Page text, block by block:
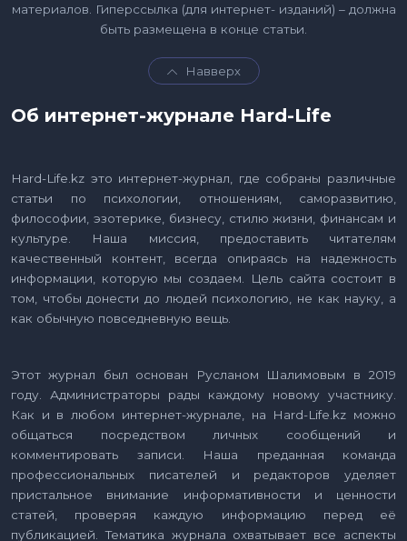
материалов. Гиперссылка (для интернет- изданий) – должна
быть размещена в конце статьи.
Навверх
Об интернет-журнале Hard-Life
Hard-Life.kz это интернет-журнал, где собраны различные
статьи по психологии, отношениям, саморазвитию,
философии, эзотерике, бизнесу, стилю жизни, финансам и
культуре. Наша миссия, предоставить читателям
качественный контент, всегда опираясь на надежность
информации, которую мы создаем. Цель сайта состоит в
том, чтобы донести до людей психологию, не как науку, а
как обычную повседневную вещь.
Этот журнал был основан Русланом Шалимовым в 2019
году. Администраторы рады каждому новому участнику.
Как и в любом интернет-журнале, на Hard-Life.kz можно
общаться посредством личных сообщений и
комментировать записи. Наша преданная команда
профессиональных писателей и редакторов уделяет
пристальное внимание информативности и ценности
статей, проверяя каждую информацию перед её
публикацией. Тематика журнала охватывает все аспекты